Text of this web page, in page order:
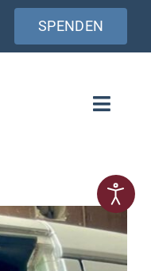
SPENDEN
Toggle